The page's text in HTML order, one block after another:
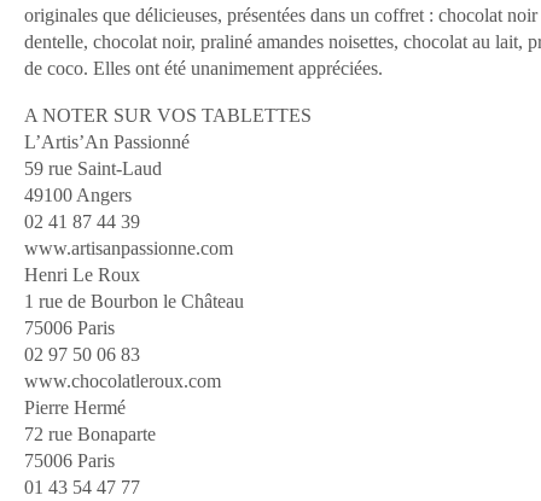
originales que délicieuses, présentées dans un coffret : chocolat noir
dentelle, chocolat noir, praliné amandes noisettes, chocolat au lait,
de coco. Elles ont été unanimement appréciées.
A NOTER SUR VOS TABLETTES
L’Artis’An Passionné
59 rue Saint-Laud
49100 Angers
02 41 87 44 39
www.artisanpassionne.com
Henri Le Roux
1 rue de Bourbon le Château
75006 Paris
02 97 50 06 83
www.chocolatleroux.com
Pierre Hermé
72 rue Bonaparte
75006 Paris
01 43 54 47 77